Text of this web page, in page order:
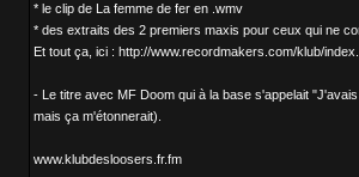
* le clip de La femme de fer en .wmv
* des extraits des 2 premiers maxis pour ceux qui ne
Et tout ça, ici : http://www.recordmakers.com/klub/
- Le titre avec MF Doom qui à la base s'appelait
mais ça m'étonnerait).
www.klubdesloosers.fr.fm